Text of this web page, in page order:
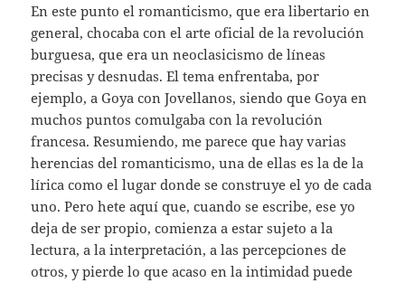
En este punto el romanticismo, que era libertario en
general, chocaba con el arte oficial de la revolución
burguesa, que era un neoclasicismo de líneas
precisas y desnudas. El tema enfrentaba, por
ejemplo, a Goya con Jovellanos, siendo que Goya en
muchos puntos comulgaba con la revolución
francesa. Resumiendo, me parece que hay varias
herencias del romanticismo, una de ellas es la de la
lírica como el lugar donde se construye el yo de cada
uno. Pero hete aquí que, cuando se escribe, ese yo
deja de ser propio, comienza a estar sujeto a la
lectura, a la interpretación, a las percepciones de
otros, y pierde lo que acaso en la intimidad puede